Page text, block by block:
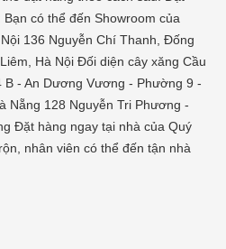
có thể đến Showroom của
136 Nguyễn Chí Thanh, Đống
Hà Nội Đối diện cây xăng Cầu
B - An Dương Vương - Phường 9 -
Nẵng 128 Nguyễn Tri Phương -
Đặt hàng ngay tại nhà của Quý
nhân viên có thể đến tận nhà